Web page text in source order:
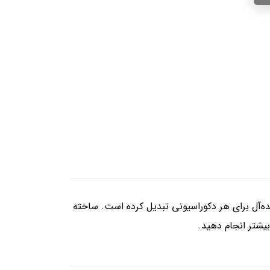
برای هر دکوراسیونی تبدیل کرده است. ساخته
انجام دهید.